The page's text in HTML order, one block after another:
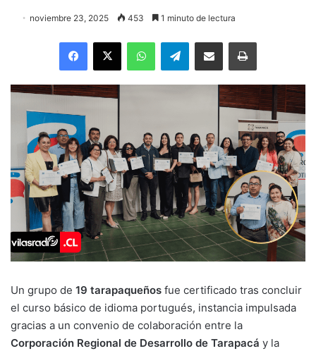
noviembre 23, 2025 453 1 minuto de lectura
Facebook
X WhatsAppTelegramEnviar vía email Imprimir
Un grupo de 19 tarapaqueños fue certificado tras concluir
el curso básico de idioma portugués, instancia impulsada
gracias a un convenio de colaboración entre la
Corporación Regional de Desarrollo de Tarapacá y la